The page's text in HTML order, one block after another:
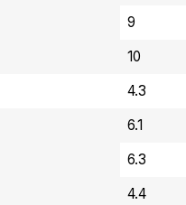
9
10
4.3
6.1
6.3
4.4